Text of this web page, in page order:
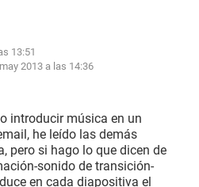
13:51
2013 a las 14:36
introducir música en un
he leído las demás
pero si hago lo que dicen de
sonido de transición-
en cada diapositiva el